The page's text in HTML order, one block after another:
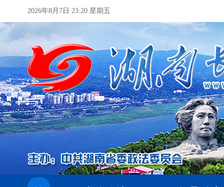
2026年8月7日 23:20 星期五